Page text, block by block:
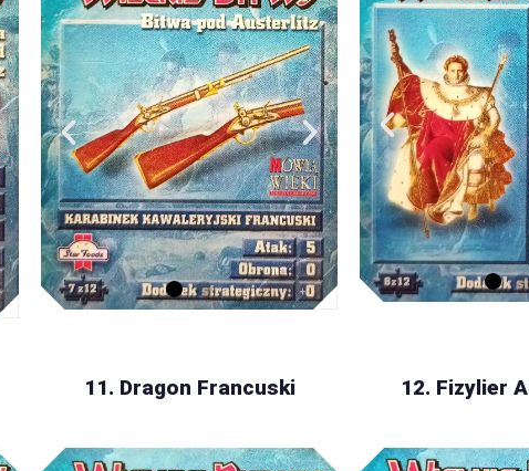
11. Dragon Francuski 12. Fizylier